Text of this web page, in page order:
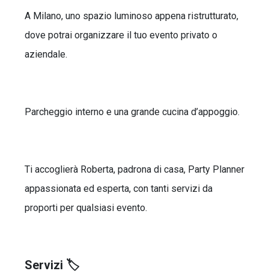
A Milano, uno spazio luminoso appena ristrutturato,
dove potrai organizzare il tuo evento privato o
aziendale.
Parcheggio interno e una grande cucina d’appoggio.
Ti accoglierà Roberta, padrona di casa, Party Planner
appassionata ed esperta, con tanti servizi da
proporti per qualsiasi evento.
Servizi 🏷️